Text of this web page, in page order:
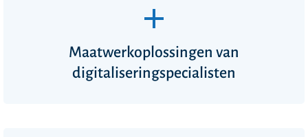
Maatwerkoplossingen van
digitaliseringspecialisten